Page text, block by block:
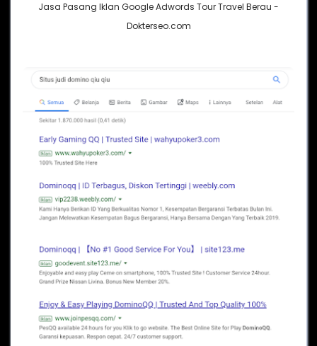
Jasa Pasang Iklan Google Adwords Tour Travel Berau -
Dokterseo.com